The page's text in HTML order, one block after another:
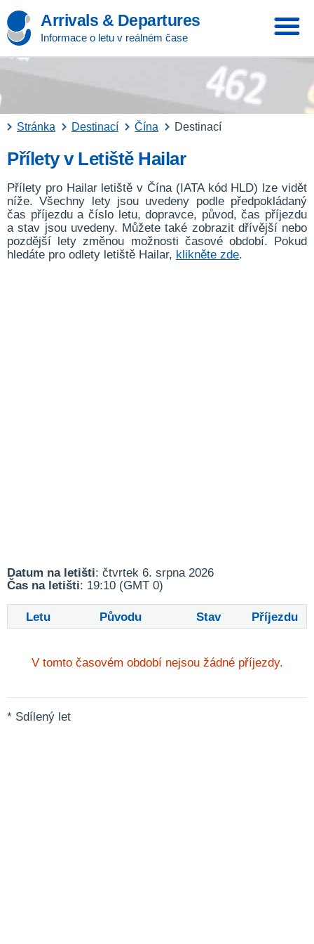
Arrivals & Departures
Informace o letu v reálném čase
Stránka Destinací Čína Destinací
Přílety v Letiště Hailar
Přílety pro Hailar letiště v Čína (IATA kód HLD) lze vidět
níže. Všechny lety jsou uvedeny podle předpokládaný
čas příjezdu a číslo letu, dopravce, původ, čas příjezdu
a stav jsou uvedeny. Můžete také zobrazit dřívější nebo
pozdější lety změnou možnosti časové období. Pokud
hledáte pro odlety letiště Hailar, klikněte zde.
Datum na letišti: čtvrtek 6. srpna 2026
Čas na letišti: 19:10 (GMT 0)
Letu Původu Stav Příjezdu
V tomto časovém období nejsou žádné příjezdy.
* Sdílený let